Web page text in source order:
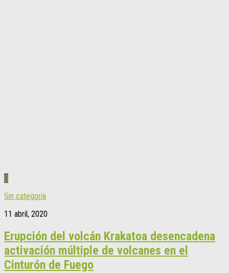
0
Sin categoría
11 abril, 2020
Erupción del volcán Krakatoa desencadena
activación múltiple de volcanes en el
Cinturón de Fuego